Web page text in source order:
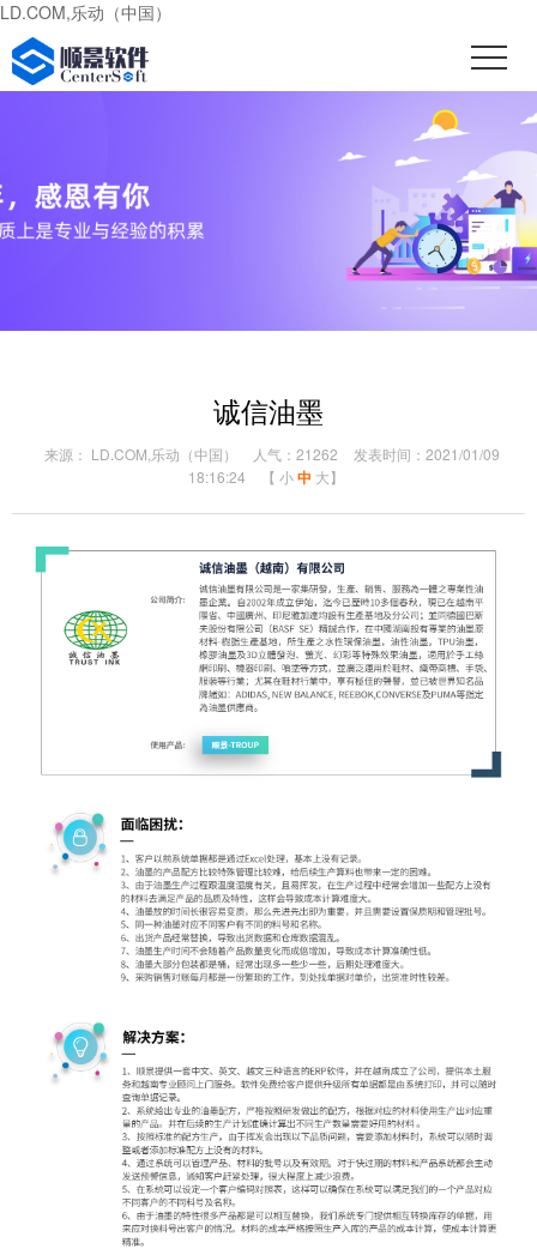
LD.COM,乐动（中国）
诚信油墨
来源： LD.COM,乐动（中国） 人气：21262
发表时间：2021/01/09
18:16:24
【 小 中 大】